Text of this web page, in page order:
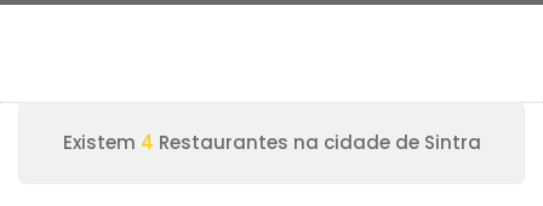
Existem 4 Restaurantes na cidade de Sintra